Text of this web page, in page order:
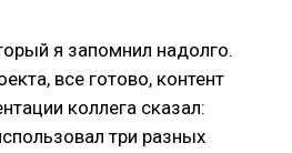
я запомнил надолго.
все готово, контент
коллега сказал:
три разных